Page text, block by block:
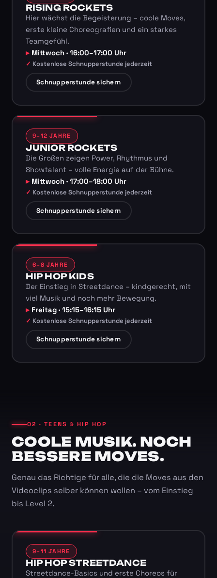
RISING ROCKETS
Hier wächst die Begeisterung – coole Moves,
erste kleine Choreografien und ein starkes
Teamgefühl.
Mittwoch · 16:00–17:00 Uhr
Kostenlose Schnupperstunde jederzeit
Schnupperstunde sichern
9–12 JAHRE
JUNIOR ROCKETS
Die Großen zeigen Power, Rhythmus und
Showtalent – volle Energie auf der Bühne.
Mittwoch · 17:00–18:00 Uhr
Kostenlose Schnupperstunde jederzeit
Schnupperstunde sichern
6–8 JAHRE
HIP HOP KIDS
Der Einstieg in Streetdance – kindgerecht, mit
viel Musik und noch mehr Bewegung.
Freitag · 15:15–16:15 Uhr
Kostenlose Schnupperstunde jederzeit
Schnupperstunde sichern
02 · TEENS & HIP HOP
COOLE MUSIK. NOCH
BESSERE MOVES.
Genau das Richtige für alle, die die Moves aus den
Videoclips selber können wollen – vom Einstieg
bis Level 2.
9–11 JAHRE
HIP HOP STREETDANCE
Streetdance-Basics und erste Choreos für